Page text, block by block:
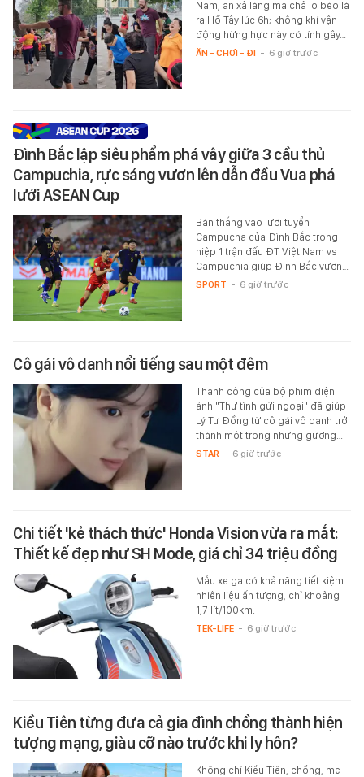
Nam, ăn xả láng mà chả lo béo là
ra Hồ Tây lúc 6h; không khí vận
động hừng hực này có tính gây…
ĂN - CHƠI - ĐI - 6 giờ trước
Đình Bắc lập siêu phẩm phá vây giữa 3 cầu thủ
Campuchia, rực sáng vươn lên dẫn đầu Vua phá
lưới ASEAN Cup
Bàn thắng vào lưới tuyển
Campucha của Đình Bắc trong
hiệp 1 trận đấu ĐT Việt Nam vs
Campuchia giúp Đình Bắc vươn…
SPORT - 6 giờ trước
Cô gái vô danh nổi tiếng sau một đêm
Thành công của bộ phim điện
ảnh "Thư tình gửi ngoại" đã giúp
Lý Tư Đồng từ cô gái vô danh trở
thành một trong những gương…
STAR - 6 giờ trước
Chi tiết 'kẻ thách thức' Honda Vision vừa ra mắt:
Thiết kế đẹp như SH Mode, giá chỉ 34 triệu đồng
Mẫu xe ga có khả năng tiết kiệm
nhiên liệu ấn tượng, chỉ khoảng
1,7 lít/100km.
TEK-LIFE - 6 giờ trước
Kiều Tiên từng đưa cả gia đình chồng thành hiện
tượng mạng, giàu cỡ nào trước khi ly hôn?
Không chỉ Kiều Tiên, chồng, mẹ